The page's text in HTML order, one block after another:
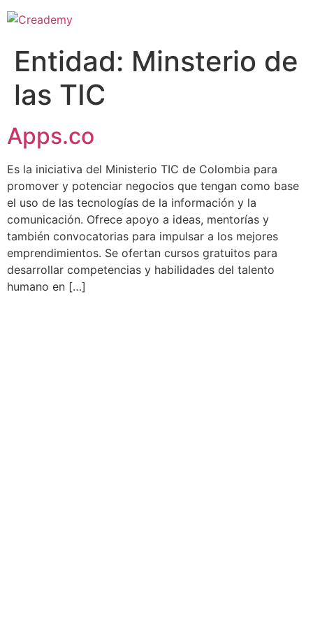
Entidad: Minsterio de
las TIC
Apps.co
Es la iniciativa del Ministerio TIC de Colombia para
promover y potenciar negocios que tengan como base
el uso de las tecnologías de la información y la
comunicación. Ofrece apoyo a ideas, mentorías y
también convocatorias para impulsar a los mejores
emprendimientos. Se ofertan cursos gratuitos para
desarrollar competencias y habilidades del talento
humano en […]